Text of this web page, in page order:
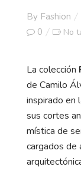
By Fashion
0
No
La colección
de Camilo
inspirado en
sus cortes
mística de
cargados de